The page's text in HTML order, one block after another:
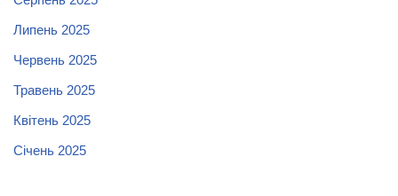
Липень 2025
Червень 2025
Травень 2025
Квітень 2025
Січень 2025